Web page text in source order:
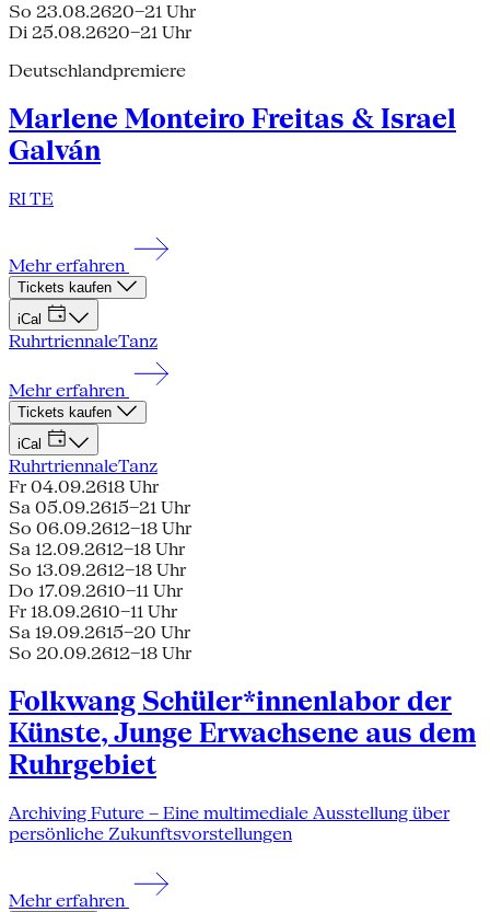
So 23.08.2620–21 Uhr
Di 25.08.2620–21 Uhr
Deutschlandpremiere
Marlene Monteiro Freitas & Israel
Galván
RI TE
Mehr erfahren
Tickets kaufen
iCal
RuhrtriennaleTanz
Mehr erfahren
Tickets kaufen
iCal
RuhrtriennaleTanz
Fr 04.09.2618 Uhr
Sa 05.09.2615–21 Uhr
So 06.09.2612–18 Uhr
Sa 12.09.2612–18 Uhr
So 13.09.2612–18 Uhr
Do 17.09.2610–11 Uhr
Fr 18.09.2610–11 Uhr
Sa 19.09.2615–20 Uhr
So 20.09.2612–18 Uhr
Folkwang Schüler*innenlabor der
Künste, Junge Erwachsene aus dem
Ruhrgebiet
Archiving Future – Eine multimediale Ausstellung über
persönliche Zukunftsvorstellungen
Mehr erfahren